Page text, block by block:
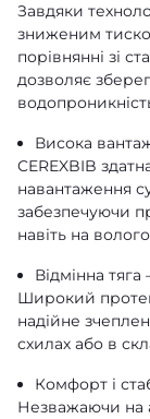
Завдяки
зниженим
порівнянні зі
дозволяє
Висока
CEREXBIB
навантаження
забезпечуючи
навіть на
Відмінна
Широкий
надійне
схилах або в
Комфорт і
Незважаючи на